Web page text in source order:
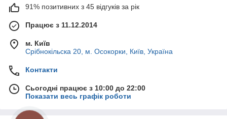
91% позитивних з 45 відгуків за рік
Працює з 11.12.2014
м. Київ
Срібнокільска 20, м. Осокорки, Київ, Україна
Контакти
Сьогодні працює з 10:00 до 22:00
Показати весь графік роботи